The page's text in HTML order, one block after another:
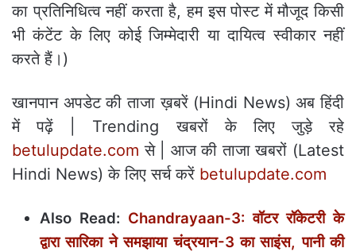
का प्रतिनिधित्व नहीं करता है, हम इस पोस्ट में मौजूद किसी
भी कंटेंट के लिए कोई जिम्मेदारी या दायित्व स्वीकार नहीं
करते हैं।)
खानपान अपडेट की ताजा ख़बरें (Hindi News) अब हिंदी
में पढ़ें | Trending खबरों के लिए जुड़े रहे
betulupdate.com से | आज की ताजा खबरों (Latest
Hindi News) के लिए सर्च करें betulupdate.com
Also Read: Chandrayaan-3: वॉटर रॉकेटरी के
द्वारा सारिका ने समझाया चंद्रयान-3 का साइंस, पानी की